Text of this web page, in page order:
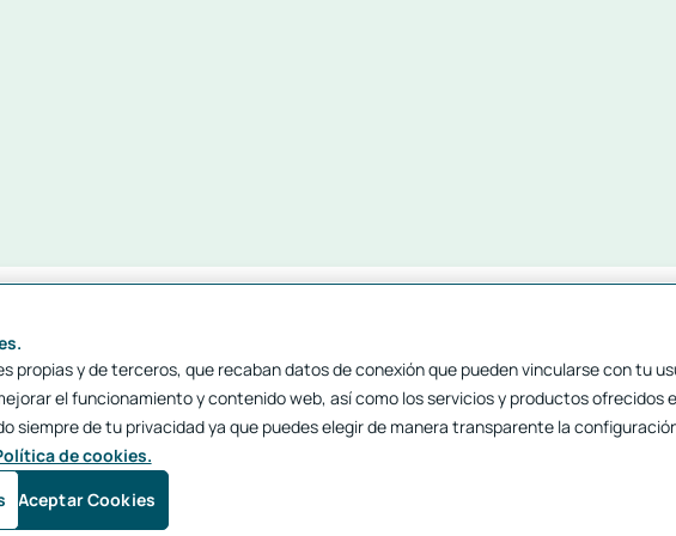
Idioma
propias y de terceros, que recaban datos de conexión que pueden vincularse con tu
el funcionamiento y contenido web, así como los servicios y productos ofrecidos
siempre de tu privacidad ya que puedes elegir de manera transparente la
de cookies.
Aceptar Cookies